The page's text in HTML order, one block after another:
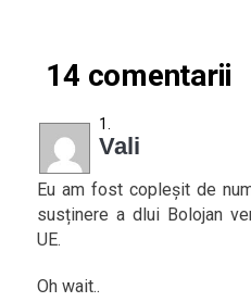
14 comentarii
Vali
Eu am fost copleșit de
susținere a dlui Bolojan
UE.
Oh wait..